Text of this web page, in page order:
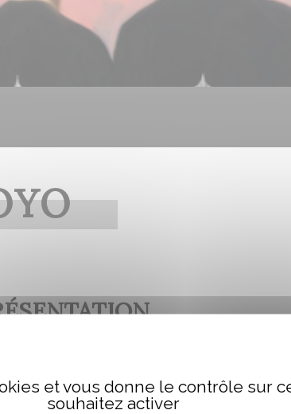
21 mai 1971 à Béziers, Jean-Michel Arroyo se
sont des comics, au beau milieu des
américains d’alors (Kirby, Colan,
et vous donne le contrôle sur
souhaitez activer